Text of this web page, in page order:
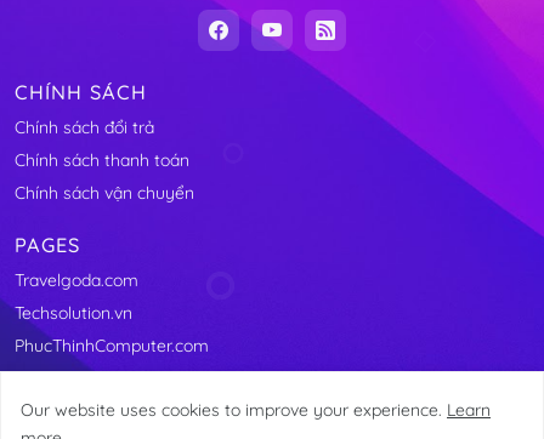
CHÍNH SÁCH
Chính sách đổi trả
Chính sách thanh toán
Chính sách vận chuyển
PAGES
Travelgoda.com
Techsolution.vn
PhucThinhComputer.com
Our website uses cookies to improve your experience. Learn